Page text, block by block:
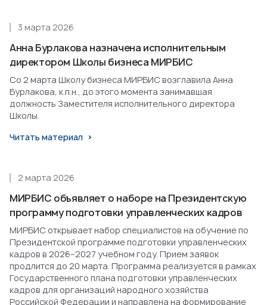
Анна Бурлакова назначена исполнительным
директором Школы бизнеса МИРБИС
3 марта 2026
Со 2 марта Школу бизнеса МИРБИС возглавила Анна
Бурлакова, к.п.н., до этого момента занимавшая
должность Заместителя исполнительного директора
Школы.
Читать материал
МИРБИС объявляет о наборе на Президентскую
программу подготовки управленческих кадров
2 марта 2026
МИРБИС открывает набор специалистов на обучение по
Президентской программе подготовки управленческих
кадров в 2026–2027 учебном году. Прием заявок
продлится до 20 марта. Программа реализуется в рамках
Государственного плана подготовки управленческих
кадров для организаций народного хозяйства
Российской Федерации и направлена на формирование